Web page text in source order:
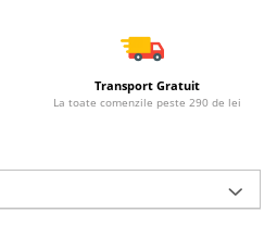
Transport Gratuit
La toate comenzile peste 290 de lei